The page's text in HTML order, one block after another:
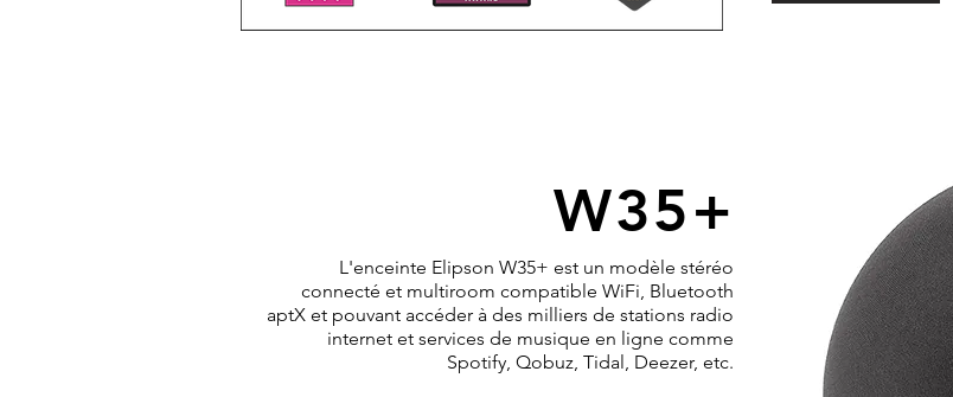
W35+
L'enceinte Elipson W35+ est un modèle stéréo
connecté et multiroom compatible WiFi, Bluetooth
aptX et pouvant accéder à des milliers de stations radio
internet et services de musique en ligne comme
Spotify, Qobuz, Tidal, Deezer, etc.